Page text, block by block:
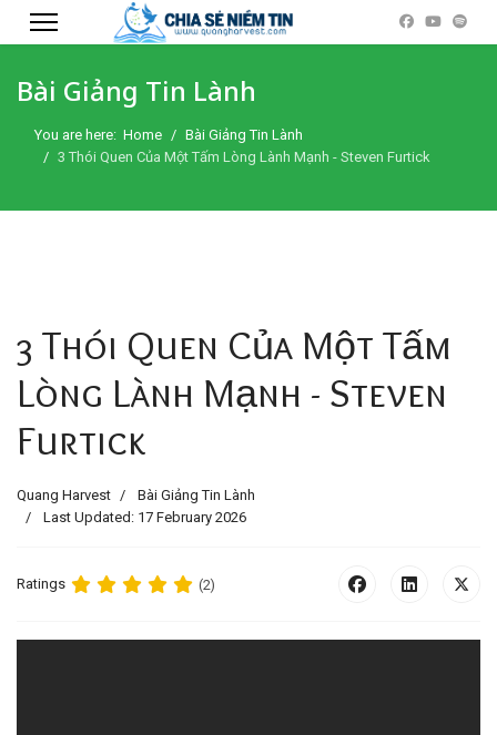
Bài Giảng Tin Lành
You are here: Home
Bài Giảng Tin Lành
3 Thói Quen Của Một Tấm Lòng Lành Mạnh - Steven Furtick
3 Thói Quen Của Một Tấm
Lòng Lành Mạnh - Steven
Furtick
Quang Harvest
Bài Giảng Tin Lành
Last Updated: 17 February 2026
Ratings (2)